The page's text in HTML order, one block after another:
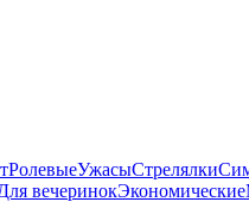
РолевыеУжасыСтрелялки
вечеринокЭкономические